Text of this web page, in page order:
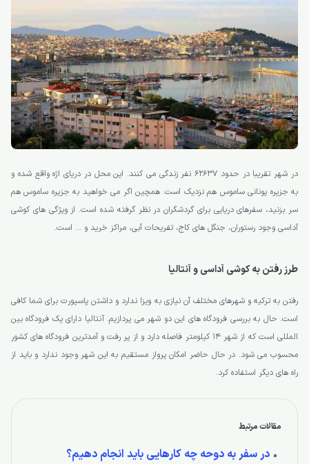
در شهر تقریبا در حدود ۶۲۶۳۷ نفر زندگی می کنند. این محل در دریای اژه واقع شده و
به جزیره یونانی ساموس هم نزدیک است. همچین اگر می خواهید به جزیره ساموس هم
سر بزنید، سفرهای دریایی برای گردشگران در نظر گرفته شده است. از ویژگی های کوشی
آداسی وجود رستوران، جنگل های کاج، تفریحات آبی، مراکز خرید و … است.
طرز رفتن به کوشی آداسی و آنتالیا
رفتن به ترکیه و شهرهای مختلف آن نیازی به ویزا ندارد و داشتن پاسپورت برای شما کافی
است. حال به بررسی فرودگاه های این دو شهر می پردازیم. آنتالیا دارای یک فرودگاه بین
المللی است که از شهر 14 کیلومتر فاصله دارد و از پر رفت و آمدترین فرودگاه های کشور
محسوب می شود. در حال حاضر امکان پرواز مستقیم به این شهر وجود ندارد و باید از
راه های دیگر استفاده کرد.
مقالات مرتبط
در سفر به دوحه چه کارهایی باید انجام دهیم؟